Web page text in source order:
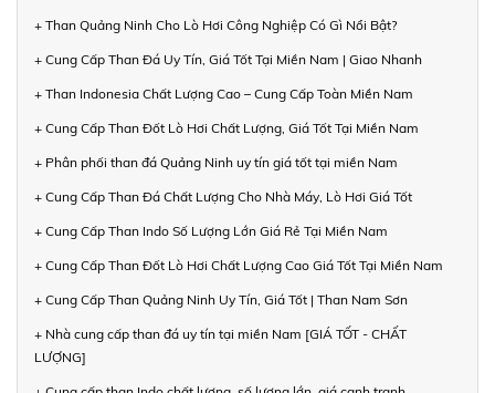
+ Than Quảng Ninh Cho Lò Hơi Công Nghiệp Có Gì Nổi Bật?
+ Cung Cấp Than Đá Uy Tín, Giá Tốt Tại Miền Nam | Giao Nhanh
+ Than Indonesia Chất Lượng Cao – Cung Cấp Toàn Miền Nam
+ Cung Cấp Than Đốt Lò Hơi Chất Lượng, Giá Tốt Tại Miền Nam
+ Phân phối than đá Quảng Ninh uy tín giá tốt tại miền Nam
+ Cung Cấp Than Đá Chất Lượng Cho Nhà Máy, Lò Hơi Giá Tốt
+ Cung Cấp Than Indo Số Lượng Lớn Giá Rẻ Tại Miền Nam
+ Cung Cấp Than Đốt Lò Hơi Chất Lượng Cao Giá Tốt Tại Miền Nam
+ Cung Cấp Than Quảng Ninh Uy Tín, Giá Tốt | Than Nam Sơn
+ Nhà cung cấp than đá uy tín tại miền Nam [GIÁ TỐT - CHẤT
LƯỢNG]